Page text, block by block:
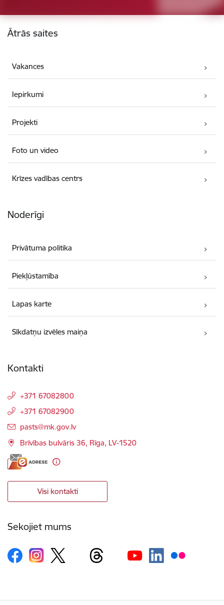
Kājene
Ātrās saites
Vakances
Iepirkumi
Projekti
Foto un video
Krīzes vadības centrs
Noderīgi
Privātuma politika
Piekļūstamība
Lapas karte
Sīkdatņu izvēles maiņa
Kontakti
+371 67082800
+371 67082900
E-pasts:
pasts@mk.gov.lv
Brīvības bulvāris 36, Rīga, LV-1520
Visi kontakti
Sekojiet mums